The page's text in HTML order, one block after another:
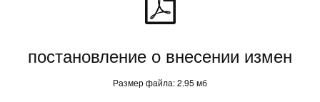
постановление о внесении измен
Размер файла: 2.95 мб